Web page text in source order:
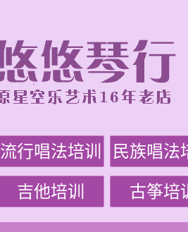
流行唱法培训 民族唱法
吉他培训 古筝培